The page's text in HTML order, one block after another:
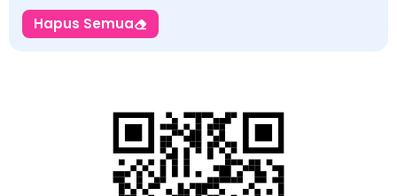
Hapus Semua